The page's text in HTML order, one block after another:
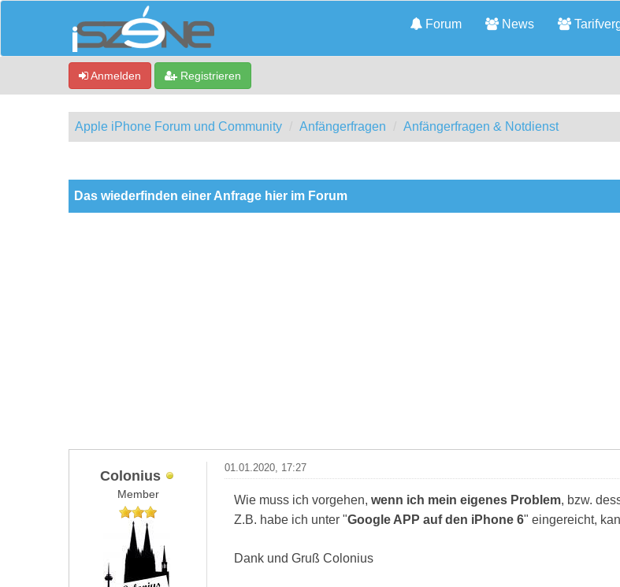
Forum News
Anmelden Registrieren
Apple iPhone Forum und Community Anfängerfragen Anfängerfragen & Notdienst
Das wiederfinden einer Anfrage hier im Forum
Colonius
Member
01.01.2020, 17:27
Wie muss ich vorgehen, wenn ich mein eigenes Problem, bzw.
Z.B. habe ich unter "Google APP auf den iPhone 6" eingereicht,
Dank und Gruß Colonius